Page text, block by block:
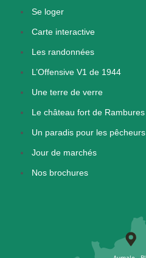
Se loger
Carte interactive
Les randonnées
L’Offensive V1 de 1944
Une terre de verre
Le château fort de Rambures
Un paradis pour les pêcheurs
Jour de marchés
Nos brochures